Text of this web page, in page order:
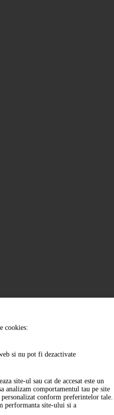
cookies:
si nu pot fi dezactivate
site-ul sau cat de accesat este un
analizam comportamentul tau pe site
conform preferintelor tale.
performanta site-ului si a